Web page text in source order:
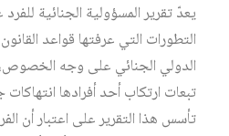
يعدّ تقرير المسؤولية الجنائية
التطورات التي عرفتها قواعد
الدولي الجنائي على وجه
تبعات ارتكاب أحد أفرادها
تأسس هذا التقرير على اعتبار أن